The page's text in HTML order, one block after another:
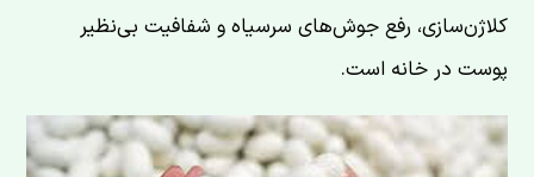
کلاژن‌سازی، رفع جوش‌های سرسیاه و شفافیت بی‌نظیر
پوست در خانه است.